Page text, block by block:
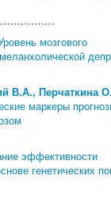
мозгового
В.А., Перчаткина
маркеры
эффективности
генетических